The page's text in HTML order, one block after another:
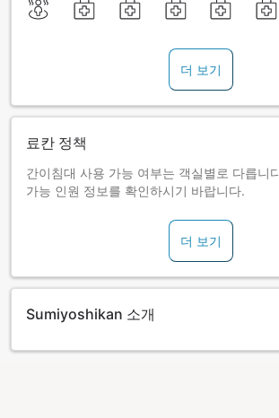
더 보기
료칸 정책
간이침대 사용 가능 여부는 객실별로 다릅니
가능 인원 정보를 확인하시기 바랍니다.
더 보기
Sumiyoshikan 소개